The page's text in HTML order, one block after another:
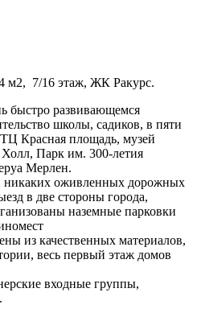
м2, 7/16 этаж, ЖК Ракурс.
быстро развивающемся
школы, садиков, в пяти
Красная площадь, музей
Холл, Парк им. 300-летия
Мерлен.
никаких оживленных дорожных
в две стороны города,
наземные парковки
из качественных материалов,
весь первый этаж домов
входные группы,